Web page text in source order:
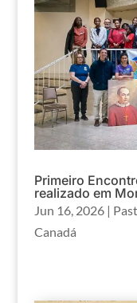
Primeiro
realizado em
Jun 16, 2026|
Canadá